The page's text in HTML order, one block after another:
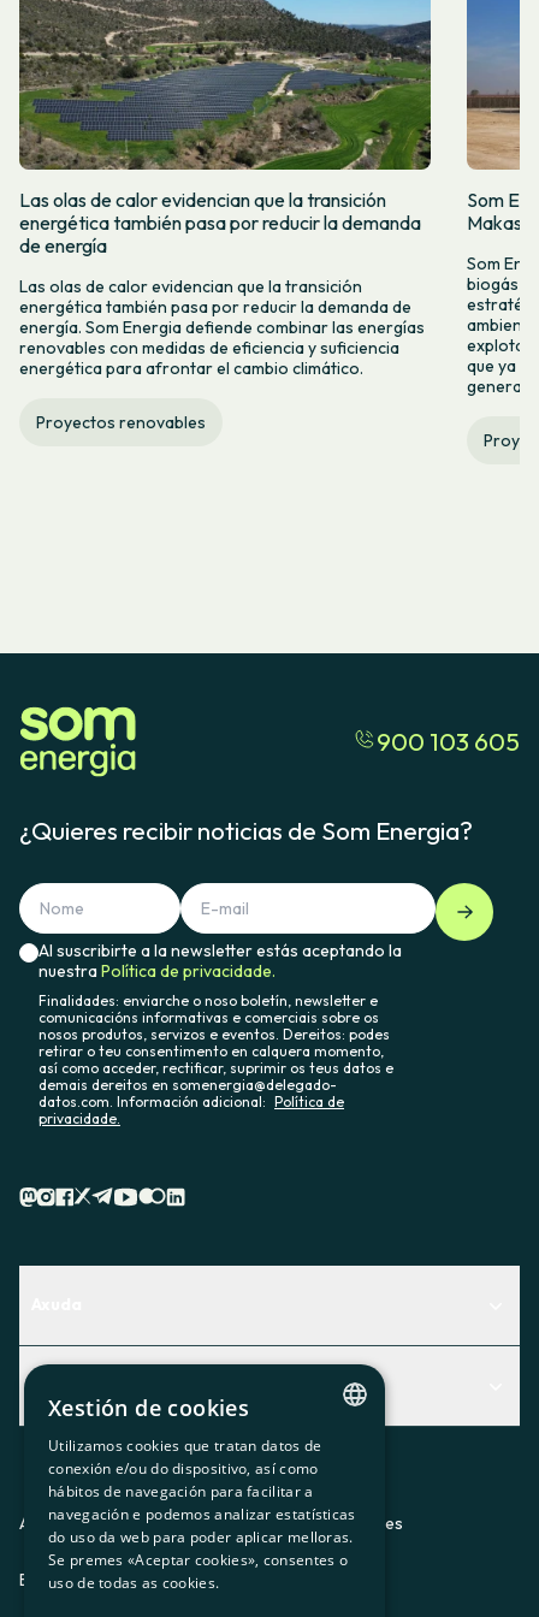
Las olas de calor evidencian que la transición
energética también pasa por reducir la demanda
de energía
Las olas de calor evidencian que la transición
energética también pasa por reducir la demanda de
energía. Som Energia defiende combinar las energías
renovables con medidas de eficiencia y suficiencia
energética para afrontar el cambio climático.
Proyectos renovables
Som
Som
biogás
que ya
900 103 605
¿Quieres recibir noticias de Som Energia?
Al suscribirte a la newsletter estás aceptando la
nuestraPolítica de privacidade.
Finalidades: enviarche o noso boletín, newsletter e
comunicacións informativas e comerciais sobre os
nosos produtos, servizos e eventos. Dereitos: podes
retirar o teu consentimento en calquera momento,
así como acceder, rectificar, suprimir os teus datos e
demais dereitos en somenergia@delegado-
datos.com. Información adicional: Política de
privacidade.
Descubre qué servicio te encaja mejor
Contacto
Actualidad
O recuncho da socia
Prensa
Trabaja con nosotros
Aviso legalPolítica de privacidadPolítica de cookies
ES CAGLEU
CATALAN
SPANISH
GL
Xestión de cookies
Utilizamos cookies que tratan datos de
conexión e/ou do dispositivo, así como
hábitos de navegación para facilitar a
navegación e podemos analizar estatísticas
do uso da web para poder aplicar melloras.
Se premes «Aceptar cookies», consentes o
uso de todas as cookies.